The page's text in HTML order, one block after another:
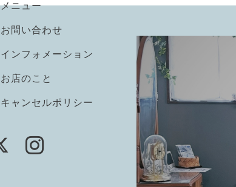
メニュー
お問い合わせ
インフォメーション
お店のこと
キャンセルポリシー